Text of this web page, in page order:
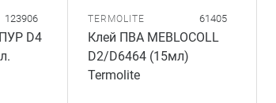
123906
D4
TERMOLITE 61405
Клей ПВА MEBLOCOLL
D2/D6464 (15мл)
Termolite